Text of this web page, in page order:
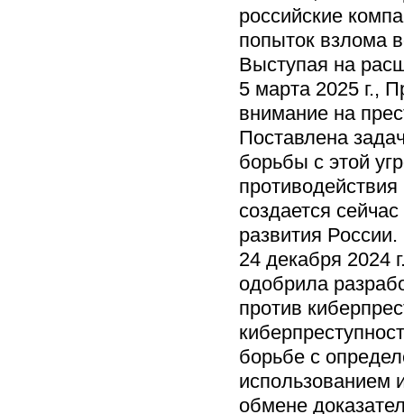
российские
попыток взлома
Выступая на
5 марта 2025 г.,
внимание на
Поставлена
борьбы с этой
создается
развития России.
24 декабря 2024
одобрила
против
борьбе с
использованием
обмене